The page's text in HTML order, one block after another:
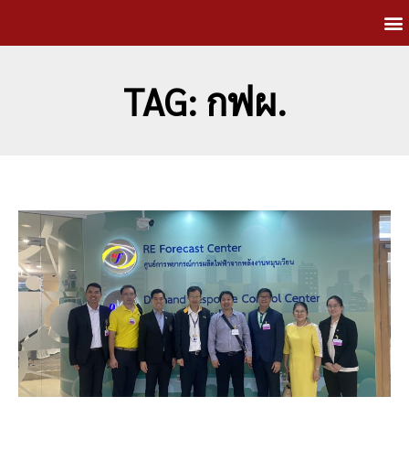
TAG: กฟผ.